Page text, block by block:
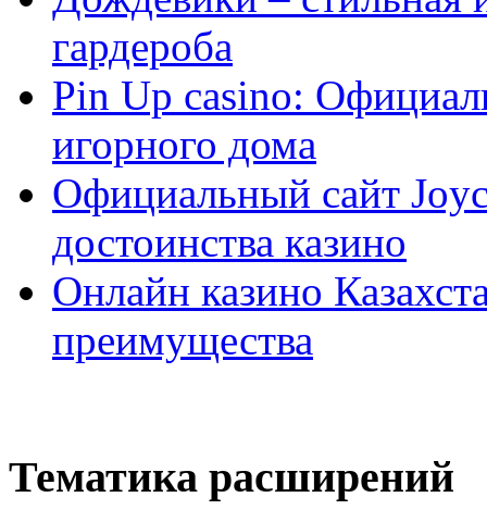
гардероба
Pin Up casino:
игорного дома
Официальный сайт
достоинства казино
Онлайн казино
преимущества
Тематика расширений